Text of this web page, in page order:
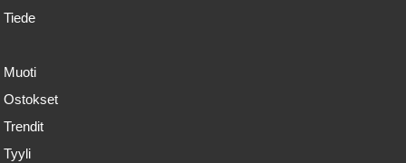
Tiede
Muoti
Ostokset
Trendit
Tyyli